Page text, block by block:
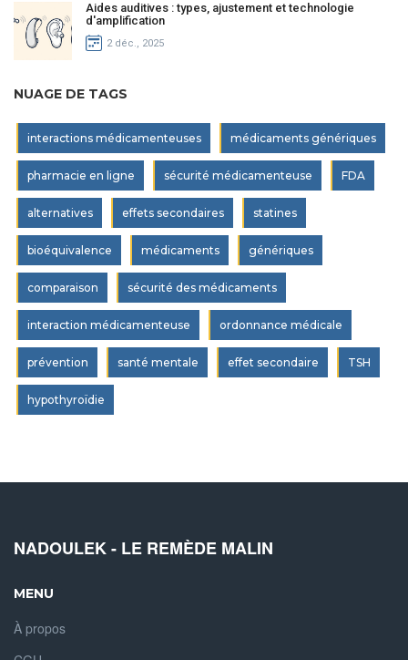
Aides auditives : types, ajustement et technologie
d'amplification
2 déc., 2025
NUAGE DE TAGS
interactions médicamenteuses médicaments génériques
pharmacie en ligne sécurité médicamenteuse FDA
alternatives effets secondaires statines
bioéquivalence médicaments génériques
comparaison sécurité des médicaments
interaction médicamenteuse ordonnance médicale
prévention santé mentale effet secondaire TSH
hypothyroïdie
NADOULEK - LE REMÈDE MALIN
MENU
À propos